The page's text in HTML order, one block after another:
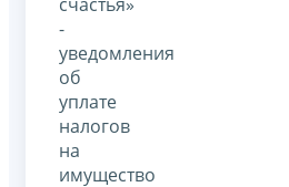
-
уведомления
об
уплате
налогов
на
имущество